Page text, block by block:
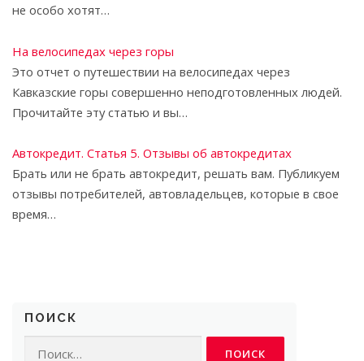
не особо хотят…
На велосипедах через горы
Это отчет о путешествии на велосипедах через
Кавказские горы совершенно неподготовленных людей.
Прочитайте эту статью и вы…
Автокредит. Статья 5. Отзывы об автокредитах
Брать или не брать автокредит, решать вам. Публикуем
отзывы потребителей, автовладельцев, которые в свое
время…
ПОИСК